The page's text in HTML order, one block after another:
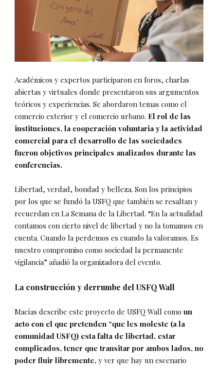
Académicos y expertos participaron en foros, charlas
abiertas y virtuales donde presentaron sus argumentos
teóricos y experiencias. Se abordaron temas como el
comercio exterior y el comercio urbano. El rol de las
instituciones, la cooperación voluntaria y la actividad
comercial para el desarrollo de las sociedades
fueron objetivos principales analizados durante las
conferencias.
Libertad, verdad, bondad y belleza. Son los principios
por los que se fundó la USFQ que también se resaltan y
recuerdan en La Semana de la Libertad. “En la actualidad
contamos con cierto nivel de libertad y no la tomamos en
cuenta. Cuando la perdemos es cuando la valoramos. Es
nuestro compromiso como sociedad la permanente
vigilancia” añadió la organizadora del evento.
La construcción y derrumbe del USFQ Wall
Macías describe este proyecto de USFQ Wall como un
acto con el que pretenden “que les moleste (a la
comunidad USFQ) esta falta de libertad, estar
complicados, tener que transitar por ambos lados, no
poder fluir libremente, y ver que hay un escenario